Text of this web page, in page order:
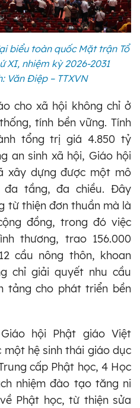
biểu toàn quốc Mặt trận Tổ
XI, nhiệm kỳ 2026-2031
Văn Điệp – TTXVN
cho xã hội không chỉ ở
tính bền vững. Tính
tổng trị giá 4.850 tỷ
an sinh xã hội, Giáo hội
xây dựng được một mô
tầng, đa chiều. Đây
từ thiện đơn thuần mà là
đồng, trong đó việc
thương, trao 156.000
cầu nông thôn, khoan
chỉ giải quyết nhu cầu
tảng cho phát triển bền
hội Phật giáo Việt
hệ sinh thái giáo dục
cấp Phật học, 4 Học
nhiệm đào tạo tăng ni
Phật học, từ thiện sửa